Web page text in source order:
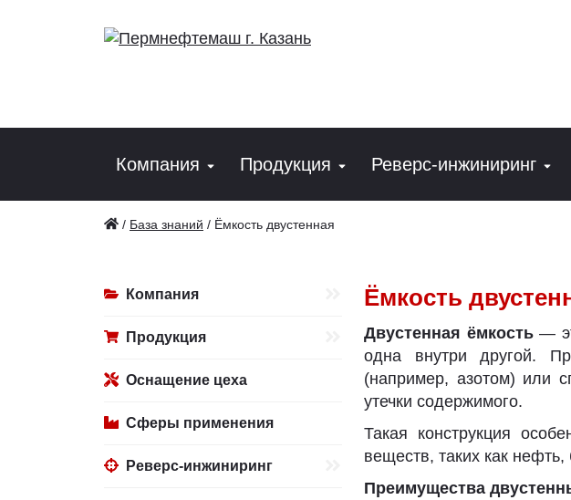
Компания Продукция Реверс-инжиниринг
/ База знаний / Ёмкость двустенная
Компания
Продукция
Оснащение цеха
Сферы применения
Реверс-инжиниринг
Ёмкость
Двустенная ёмкость—
одна внутри другой.
(например, азотом) или
утечки содержимого.
Такая конструкция
веществ, таких как
Преимущества